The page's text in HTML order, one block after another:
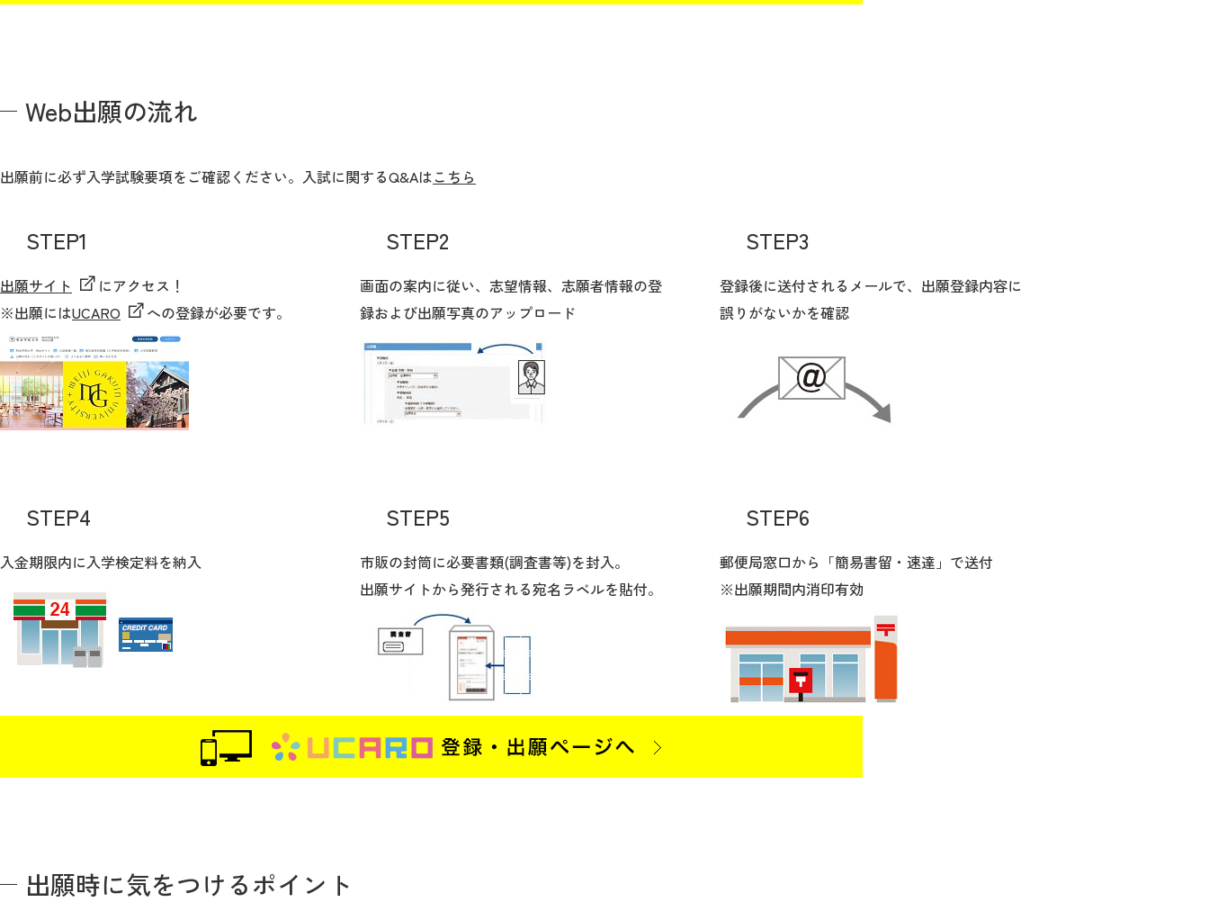
公式サイト
Web出願の流れ
出願前に必ず入学試験要項をご確認ください。入試に関するQ&Aはこちら
STEP1
出願サイト
にアクセス！
※出願にはUCARO への登録が必要です。
STEP2
画面の案内に従い、志望情報、志願者情報の登
録および出願写真のアップロード
STEP3
登録後に送付されるメールで、出願登録内容に
誤りがないかを確認
STEP4
入金期限内に入学検定料を納入
STEP5
市販の封筒に必要書類(調査書等)を封入。
出願サイトから発行される宛名ラベルを貼付。
STEP6
郵便局窓口から「簡易書留・速達」で送付
※出願期間内消印有効
出願時に気をつけるポイント